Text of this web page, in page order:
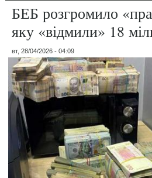
БЕБ розгромило
яку «відмили» 18
вт, 28/04/2026 - 04:09